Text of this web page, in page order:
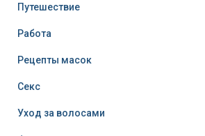
Путешествие
Работа
Рецепты масок
Секс
Уход за волосами